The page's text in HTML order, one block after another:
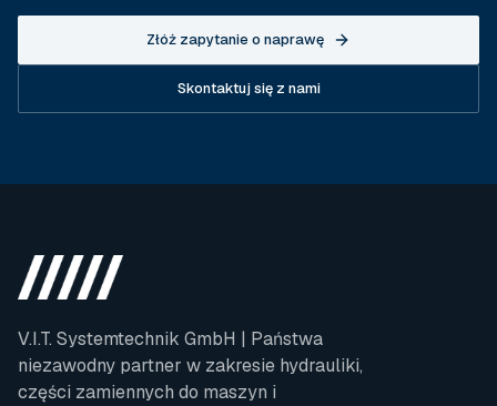
Złóż zapytanie o naprawę
Skontaktuj się z nami
V.I.T. Systemtechnik GmbH | Państwa
niezawodny partner w zakresie hydrauliki,
części zamiennych do maszyn i